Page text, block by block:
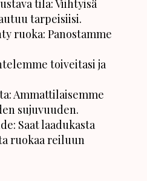
tila: Viihtyisä
tarpeisiisi.
ruoka: Panostamme
toiveitasi ja
Ammattilaisemme
sujuvuuden.
Saat laadukasta
ruokaa reiluun